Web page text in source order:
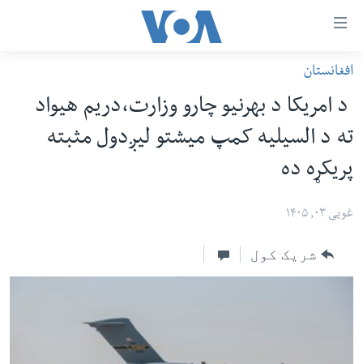
رسي
وړ
اتصالات
اصلي
افغانستان
سیمه
امریکا
نړۍ
ځوانان
افغانستان
د امریکا د بهرنیو چارو وزارت،دریم هیواد
ته د السیلیه کمپ میشتو لیږدول مثبته
پریکړه ده
غویی ۰۳, ۱۴۰۵
شریک کول